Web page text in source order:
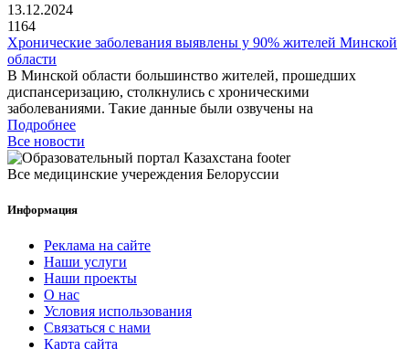
13.12.2024
1164
Хронические заболевания выявлены у 90% жителей Минской
области
В Минской области большинство жителей, прошедших
диспансеризацию, столкнулись с хроническими
заболеваниями. Такие данные были озвучены на
Подробнее
Все новости
Все медицинские учереждения Белоруссии
Информация
Реклама на сайте
Наши услуги
Наши проекты
О нас
Условия использования
Связаться с нами
Карта сайта